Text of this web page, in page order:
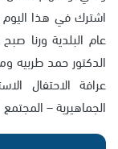
اشترك في هذا
عام البلدية ورنا
الدكتور حمد طربيه
عرافة الاحتفال
الجماهيرية –